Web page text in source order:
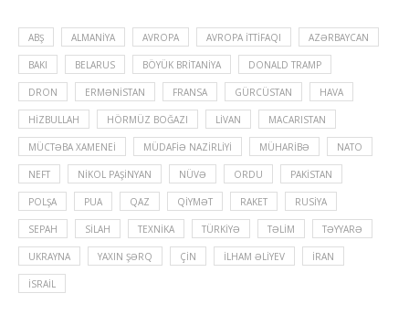
ABŞ ALMANIYA AVROPA AVROPA İTTIFAQI AZƏRBAYCAN
BAKI BELARUS BÖYÜK BRITANIYA DONALD TRAMP
DRON ERMƏNISTAN FRANSA GÜRCÜSTAN HAVA
HIZBULLAH HÖRMÜZ BOĞAZI LIVAN MACARISTAN
MÜCTƏBA XAMENEI MÜDAFIƏ NAZIRLIYI MÜHARIBƏ NATO
NEFT NIKOL PAŞINYAN NÜVƏ ORDU PAKISTAN
POLŞA PUA QAZ QIYMƏT RAKET RUSIYA
SEPAH SILAH TEXNIKA TÜRKIYƏ TƏLIM TƏYYARƏ
UKRAYNA YAXIN ŞƏRQ ÇIN İLHAM ƏLIYEV İRAN
İSRAIL